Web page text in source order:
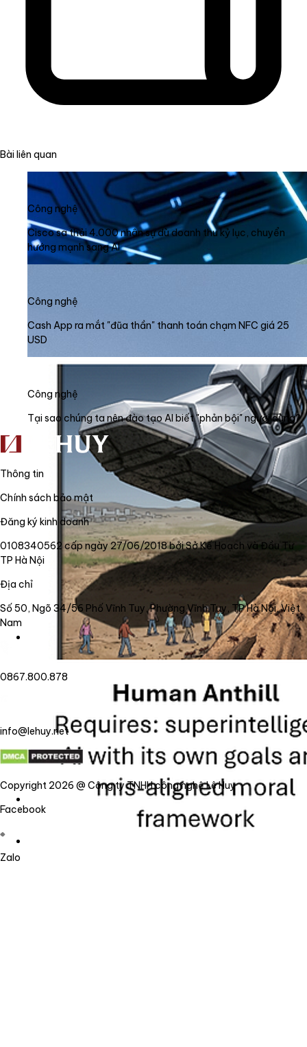
Bài liên quan
Công nghệ
Cisco sa thải 4.000 nhân sự dù doanh thu kỷ lục, chuyển
hướng mạnh sang AI
Công nghệ
Cash App ra mắt "đũa thần" thanh toán chạm NFC giá 25
USD
Công nghệ
Tại sao chúng ta nên đào tạo AI biết "phản bội" người dùng?
Thông tin
Chính sách bảo mật
Đăng ký kinh doanh
0108340562 cấp ngày 27/06/2018 bởi Sở Kế Hoạch và Đầu Tư
TP Hà Nội
Địa chỉ
Số 50, Ngõ 34/56 Phố Vĩnh Tuy, Phường Vĩnh Tuy, TP Hà Nội, Việt
Nam
0867.800.878
info@lehuy.net
Copyright 2026 @ Công ty TNHH công nghệ Lê Huy
Facebook
Zalo